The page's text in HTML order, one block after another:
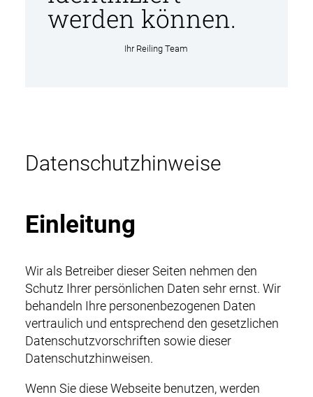
werden können.
Ihr Reiling Team
Datenschutzhinweise
Einleitung
Wir als Betreiber dieser Seiten nehmen den
Schutz Ihrer persönlichen Daten sehr ernst. Wir
behandeln Ihre personenbezogenen Daten
vertraulich und entsprechend den gesetzlichen
Datenschutzvorschriften sowie dieser
Datenschutzhinweisen.
Wenn Sie diese Webseite benutzen, werden